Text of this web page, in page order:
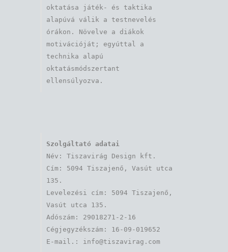
oktatása játék- és taktika
alapúvá válik a testnevelés
órákon. Növelve a diákok
motivációját; egyúttal a
technika alapú
oktatásmódszertant
ellensúlyozva.
Szolgáltató adatai
Név: Tiszavirág Design kft.
Cím: 5094 Tiszajenő, Vasút utca
135.
Levelezési cím: 5094 Tiszajenő,
Vasút utca 135.
Adószám: 29018271-2-16
Cégjegyzékszám: 16-09-019652